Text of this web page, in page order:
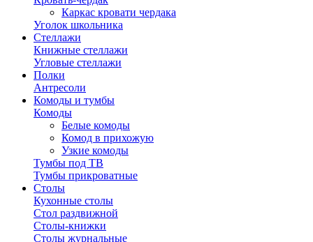
Каркас кровати чердака
Уголок школьника
Стеллажи
Книжные стеллажи
Угловые стеллажи
Полки
Антресоли
Комоды и тумбы
Комоды
Белые комоды
Комод в прихожую
Узкие комоды
Тумбы под ТВ
Тумбы прикроватные
Столы
Кухонные столы
Стол раздвижной
Столы-книжки
Столы журнальные